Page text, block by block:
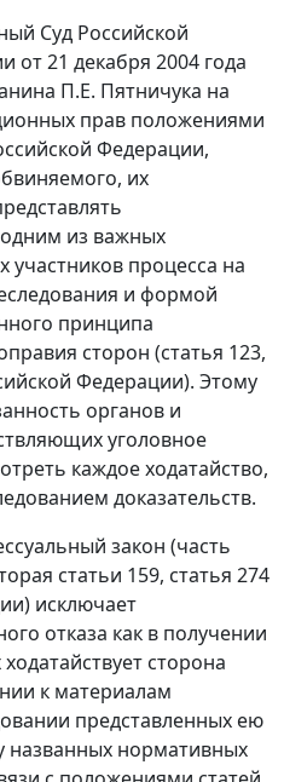
Суд Российской
от 21 декабря 2004 года
П.Е. Пятничука на
прав положениями
Федерации,
их
одним из важных
процесса на
и формой
принципа
сторон (статья 123,
Федерации). Этому
органов и
уголовное
каждое ходатайство,
доказательств.
закон (часть
статьи 159, статья 274
исключает
отказа как в получении
сторона
к материалам
представленных ею
названных нормативных